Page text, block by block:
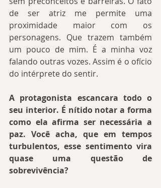
de ser atriz me permite uma
proximidade maior com os
personagens. Que trazem também
um pouco de mim. É a minha voz
falando outras vozes. Assim é o ofício
do intérprete do sentir.
A protagonista escancara todo o
seu interior. É nítido notar a forma
como ela afirma ser necessária a
paz. Você acha, que em tempos
turbulentos, esse sentimento vira
quase uma questão de
sobrevivência?